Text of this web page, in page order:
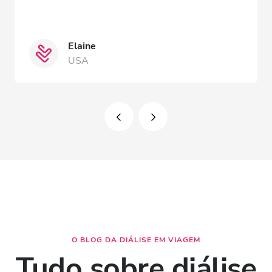
Elaine
USA
O BLOG DA DIÁLISE EM VIAGEM